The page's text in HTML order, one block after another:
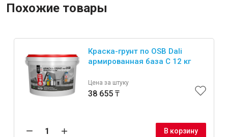
Похожие товары
Краска-грунт по OSB Dali
армированная база C 12 кг
Цена за штуку
38 655 ₸
В корзину